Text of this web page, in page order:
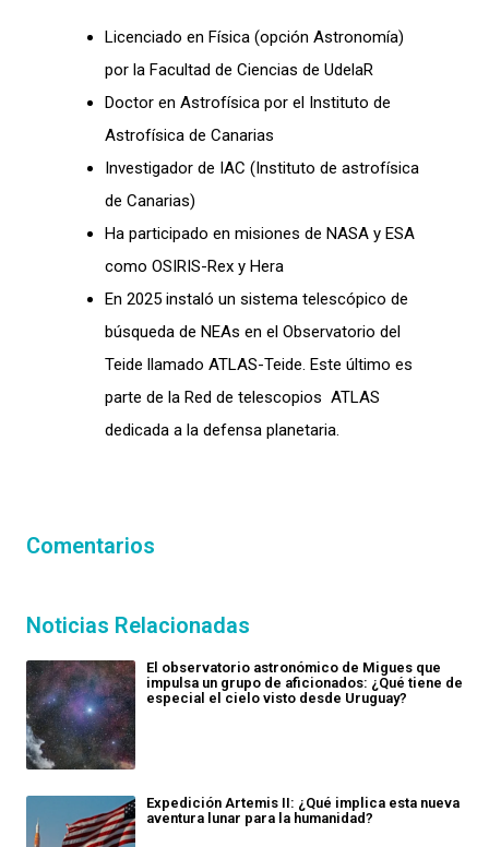
Licenciado en Física (opción Astronomía)
por la Facultad de Ciencias de UdelaR
Doctor en Astrofísica por el Instituto de
Astrofísica de Canarias
Investigador de IAC (Instituto de astrofísica
de Canarias)
Ha participado en misiones de NASA y ESA
como OSIRIS-Rex y Hera
En 2025 instaló un sistema telescópico de
búsqueda de NEAs en el Observatorio del
Teide llamado ATLAS-Teide. Este último es
parte de la Red de telescopios ATLAS
dedicada a la defensa planetaria.
Comentarios
Noticias Relacionadas
El observatorio astronómico de Migues que
impulsa un grupo de aficionados: ¿Qué tiene de
especial el cielo visto desde Uruguay?
Expedición Artemis II: ¿Qué implica esta nueva
aventura lunar para la humanidad?